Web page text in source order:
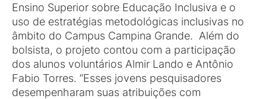
Ensino Superior sobre Educação Inclusiva e o
uso de estratégias metodológicas inclusivas no
âmbito do Campus Campina Grande. Além do
bolsista, o projeto contou com a participação
dos alunos voluntários Almir Lando e Antônio
Fabio Torres. “Esses jovens pesquisadores
desempenharam suas atribuições com